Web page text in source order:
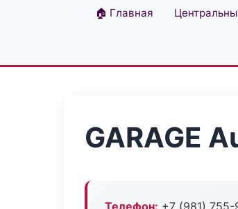
🏠 Главная
GARAGE
Телефон: +7 (981) 755-